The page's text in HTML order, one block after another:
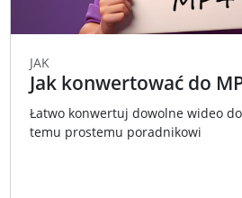
JAK
Jak konwertować do
Łatwo konwertuj dowolne wideo
temu prostemu poradnikowi